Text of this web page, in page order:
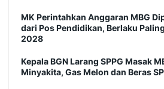
MK Perintahkan Anggaran MBG
dari Pos Pendidikan, Berlaku
2028
Kepala BGN Larang SPPG Masak
Minyakita, Gas Melon dan Beras